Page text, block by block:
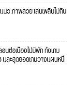
แนว ภาพสวย เล่นเพลินไม่กิน
นต่อเนื่องไม่มีพัก ทั้งเกม
และสุดยอดเกมวางแผนหนี